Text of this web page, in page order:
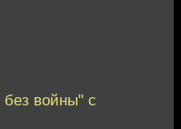
войны" с